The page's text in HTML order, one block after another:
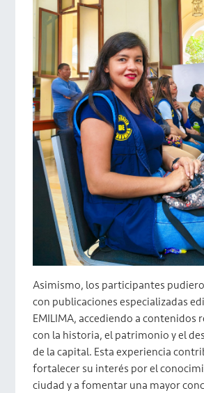
Asimismo, los participantes
con publicaciones especializadas
EMILIMA, accediendo a contenidos
con la historia, el patrimonio y el
de la capital. Esta experiencia
fortalecer su interés por el
ciudad y a fomentar una mayor